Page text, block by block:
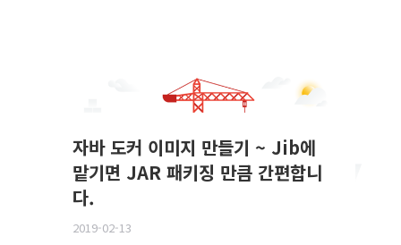
자바 도커 이미지 만들기 ~ Jib에
맡기면 JAR 패키징 만큼 간편합니
다.
2019-02-13